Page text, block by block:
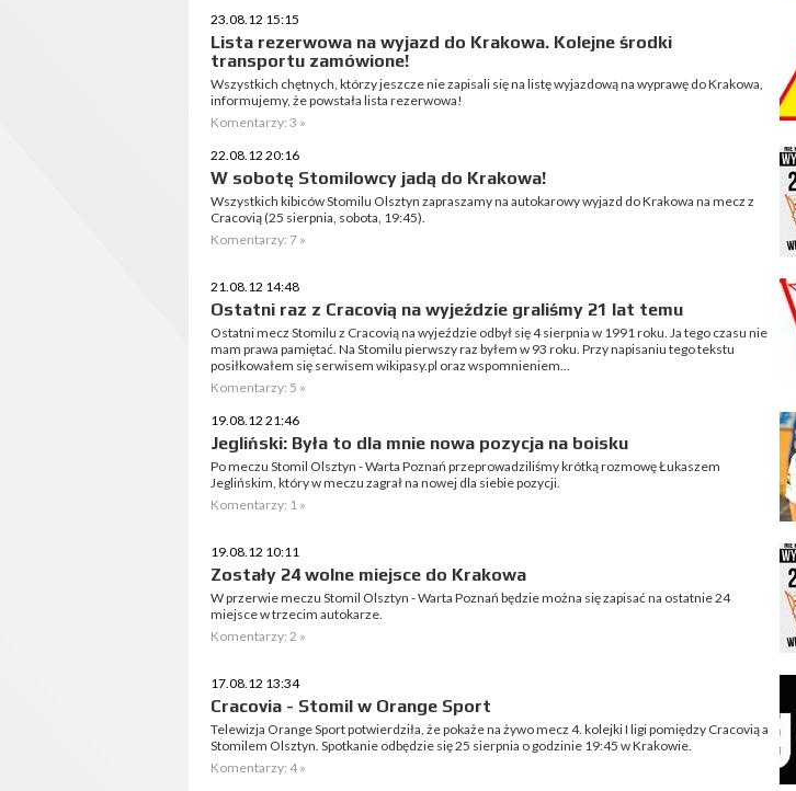
23.08.12 15:15
Lista rezerwowa na wyjazd do Krakowa. Kolejne środki
transportu zamówione!
Wszystkich chętnych, którzy jeszcze nie zapisali się na listę wyjazdową na wyprawę do Krakowa,
informujemy, że powstała lista rezerwowa!
Komentarzy: 3 »
22.08.12 20:16
W sobotę Stomilowcy jadą do Krakowa!
Wszystkich kibiców Stomilu Olsztyn zapraszamy na autokarowy wyjazd do Krakowa na mecz z
Cracovią (25 sierpnia, sobota, 19:45).
Komentarzy: 7 »
21.08.12 14:48
Ostatni raz z Cracovią na wyjeździe graliśmy 21 lat temu
Ostatni mecz Stomilu z Cracovią na wyjeździe odbył się 4 sierpnia w 1991 roku. Ja tego czasu nie
mam prawa pamiętać. Na Stomilu pierwszy raz byłem w 93 roku. Przy napisaniu tego tekstu
posiłkowałem się serwisem wikipasy.pl oraz wspomnieniem...
Komentarzy: 5 »
19.08.12 21:46
Jegliński: Była to dla mnie nowa pozycja na boisku
Po meczu Stomil Olsztyn - Warta Poznań przeprowadziliśmy krótką rozmowę Łukaszem
Jeglińskim, który w meczu zagrał na nowej dla siebie pozycji.
Komentarzy: 1 »
19.08.12 10:11
Zostały 24 wolne miejsce do Krakowa
W przerwie meczu Stomil Olsztyn - Warta Poznań będzie można się zapisać na ostatnie 24
miejsce w trzecim autokarze.
Komentarzy: 2 »
17.08.12 13:34
Cracovia - Stomil w Orange Sport
Telewizja Orange Sport potwierdziła, że pokaże na żywo mecz 4. kolejki I ligi pomiędzy Cracovią a
Stomilem Olsztyn. Spotkanie odbędzie się 25 sierpnia o godzinie 19:45 w Krakowie.
Komentarzy: 4 »